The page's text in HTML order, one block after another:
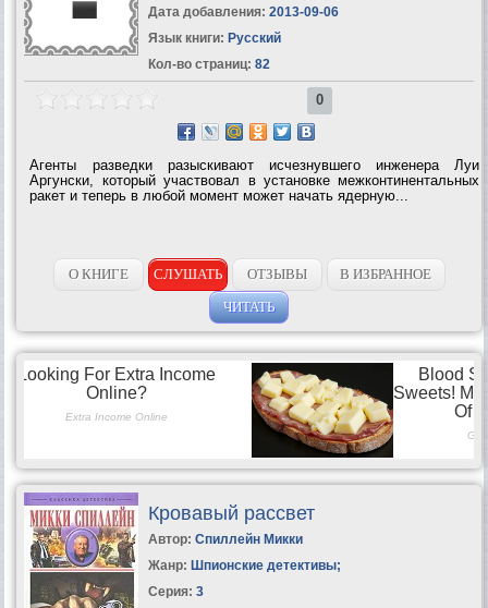
Дата добавления: 2013-09-06
Язык книги: Русский
Кол-во страниц: 82
0
Агенты разведки разыскивают исчезнувшего инженера Луи
Аргунски, который участвовал в установке межконтинентальных
ракет и теперь в любой момент может начать ядерную...
О КНИГЕ СЛУШАТЬ ОТЗЫВЫ
В ИЗБРАННОЕ
ЧИТАТЬ
Кровавый рассвет
Автор: Спиллейн Микки
Жанр: Шпионские детективы;
Серия: 3